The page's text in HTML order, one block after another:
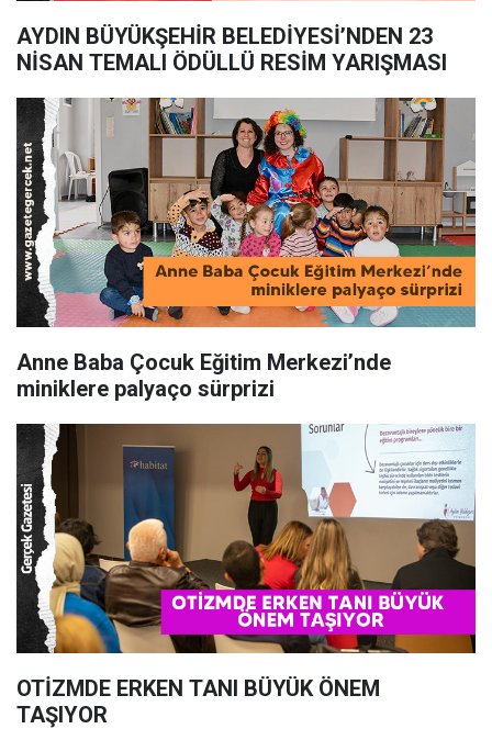
AYDIN BÜYÜKŞEHİR BELEDİYESİ’NDEN 23
NİSAN TEMALI ÖDÜLLÜ RESİM YARIŞMASI
Anne Baba Çocuk Eğitim Merkezi’nde
miniklere palyaço sürprizi
OTİZMDE ERKEN TANI BÜYÜK ÖNEM
TAŞIYOR